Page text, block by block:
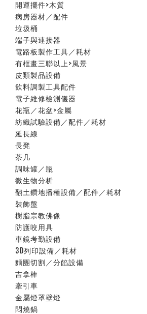
開運擺件>木質
病房器材／配件
垃圾桶
端子與連接器
電路板製作工具／耗材
有框畫三聯以上>風景
皮類製品設備
飲料調製工具配件
電子維修檢測儀器
花瓶／花盆>金屬
紡織試驗設備／配件／耗材
延長線
長凳
茶几
調味罐／瓶
微生物分析
翻土鑽地播種設備／配件／耗材
裝飾盤
樹脂宗教佛像
防護咬用具
車鏡考勤設備
3D列印設備／耗材
麵團切割／分餡設備
吉拿棒
牽引車
金屬燈罩壁燈
悶燒鍋